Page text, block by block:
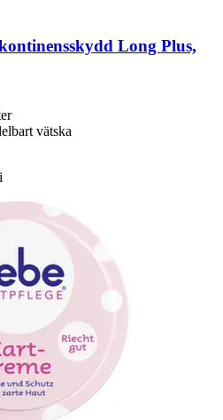
Long Plus,
vätska